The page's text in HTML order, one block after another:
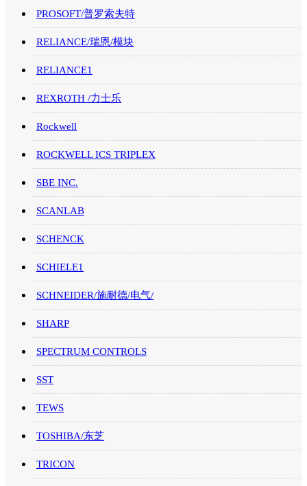
PROSOFT/普罗索夫特
RELIANCE/瑞恩/模块
RELIANCE1
REXROTH /力士乐
Rockwell
ROCKWELL ICS TRIPLEX
SBE INC.
SCANLAB
SCHENCK
SCHIELE1
SCHNEIDER/施耐德/电气/
SHARP
SPECTRUM CONTROLS
SST
TEWS
TOSHIBA/东芝
TRICON